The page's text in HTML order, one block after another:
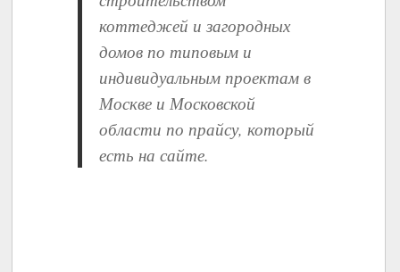
коттеджей и загородных
домов по типовым и
индивидуальным проектам в
Москве и Московской
области по прайсу, который
есть на сайте.